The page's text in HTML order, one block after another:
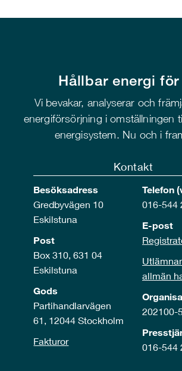
Hållbar energi
Vi bevakar, analyserar och
energiförsörjning i omställningen
energisystem. Nu och i
Kontakt
Besöksadress
Gredbyvägen 10
Eskilstuna
Post
Box 310, 631 04
Eskilstuna
Gods
Partihandlarvägen
61, 12044 Stockholm
Fakturor
Telefon
016-544
E-post
allmän
202100-
016-544